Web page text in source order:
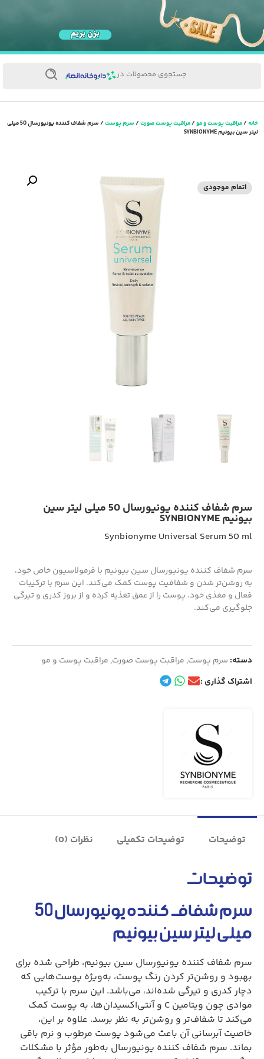
جستجوی محصولات در
خانه/مراقبت پوست و مو/مراقبت پوست صورت/سرم پوست
/ سرم شفاف کننده یونیورسال 50 میلی
لیتر سین بیونیم SYNBIONYME
اتمام موجودی
سرم شفاف کننده یونیورسال 50 میلی لیتر سین
بیونیم SYNBIONYME
Synbionyme Universal Serum 50 ml
سرم شفاف کننده یونیورسال سین بیونیم با فرمولاسیون خاص خود،
به روشن‌تر شدن و شفافیت پوست کمک می‌کند. این سرم با ترکیبات
فعال و مغذی خود، پوست را از عمق تغذیه کرده و از بروز کدری و تیرگی
جلوگیری می‌کند.
دسته: سرم پوست,مراقبت پوست صورت,مراقبت پوست و مو
اشتراک گذاری :
توضیحات توضیحات تکمیلی نظرات (0)
توضیحات
سرم شفاف کننده یونیورسال 50
میلی لیتر سین بیونیم
سرم شفاف کننده یونیورسال سین بیونیم، طراحی شده برای
بهبود و روشن‌تر کردن رنگ پوست، به‌ویژه پوست‌هایی که
دچار کدری و تیرگی شده‌اند، می‌باشد. این سرم با ترکیب
موادی چون ویتامین C و آنتی‌اکسیدان‌ها، به پوست کمک
می‌کند تا شفاف‌تر و روشن‌تر به نظر برسد. علاوه بر این،
خاصیت آبرسانی آن باعث می‌شود پوست مرطوب و نرم باقی
بماند. سرم شفاف کننده یونیورسال به‌طور مؤثر با مشکلات